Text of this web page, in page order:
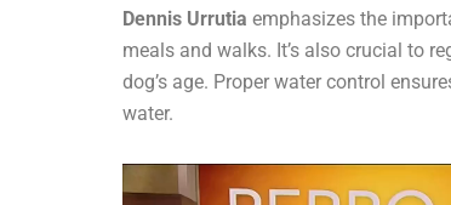
Dennis Urrutia emphasizes the
meals and walks. It’s also crucial to
dog’s age. Proper water control
water.